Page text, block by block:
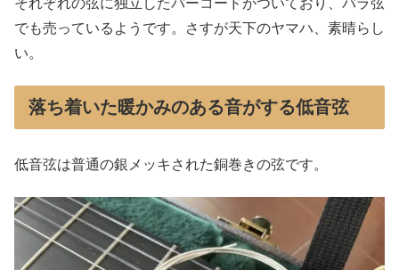
それぞれの弦に独立したバーコードがついており、バラ弦
でも売っているようです。さすが天下のヤマハ、素晴らし
い。
落ち着いた暖かみのある音がする低音弦
低音弦は普通の銀メッキされた銅巻きの弦です。